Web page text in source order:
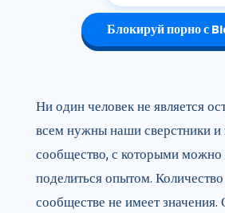
Блокируй порно с
Ни один человек не является
всем нужны наши сверстники и
сообщество, с которыми
поделиться опытом.
сообществе не имеет